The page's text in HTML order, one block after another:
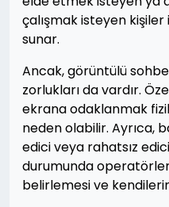
çalışmak isteyen
sunar.
Ancak, görüntülü
zorlukları da vardır.
ekrana odaklanmak
neden olabilir. Ayrıca,
edici veya rahatsız
durumunda
belirlemesi ve